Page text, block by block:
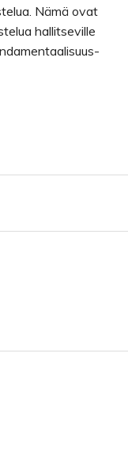
Nämä ovat
hallitseville